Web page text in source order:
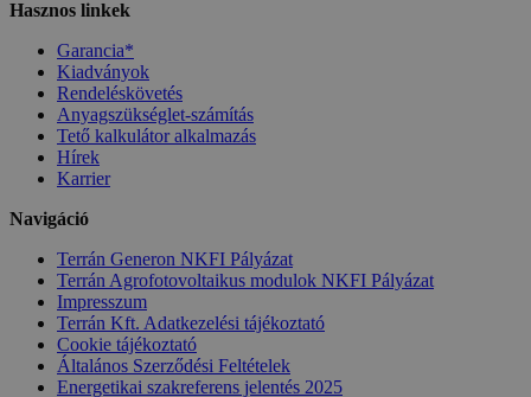
Hasznos linkek
Garancia*
Kiadványok
Rendeléskövetés
Anyagszükséglet-számítás
Tető kalkulátor alkalmazás
Hírek
Karrier
Navigáció
Terrán Generon NKFI Pályázat
Terrán Agrofotovoltaikus modulok NKFI Pályázat
Impresszum
Terrán Kft. Adatkezelési tájékoztató
Cookie tájékoztató
Általános Szerződési Feltételek
Energetikai szakreferens jelentés 2025